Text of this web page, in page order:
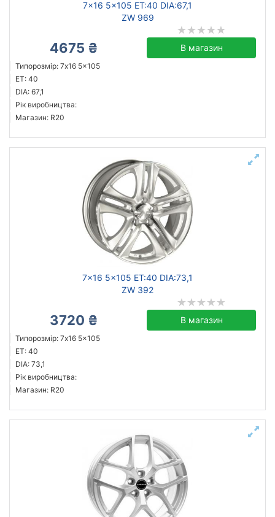
7x16 5x105 ET:40 DIA:67,1
ZW 969
4675 ₴ В магазин
Типорозмір: 7x16 5x105
ET: 40
DIA: 67,1
Рік виробництва:
Магазин: R20
7x16 5x105 ET:40 DIA:73,1
ZW 392
3720 ₴ В магазин
Типорозмір: 7x16 5x105
ET: 40
DIA: 73,1
Рік виробництва:
Магазин: R20